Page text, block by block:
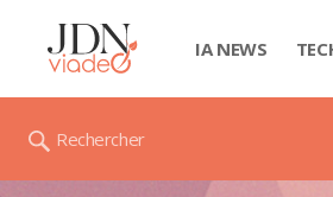
IA NEWS
Rechercher